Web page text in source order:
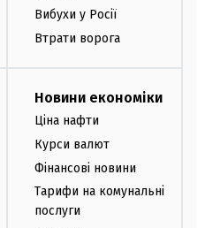
Вибухи у Росії
Втрати ворога
Новини економіки
Ціна нафти
Курси валют
Фінансові новини
Тарифи на комунальні
послуги